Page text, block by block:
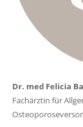
Dr. med Felicia
Fachärztin für